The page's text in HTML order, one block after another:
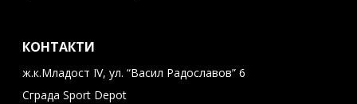
КОНТАКТИ
ж.к.Младост IV, ул. “Васил Радославов” 6
Сграда Sport Depot